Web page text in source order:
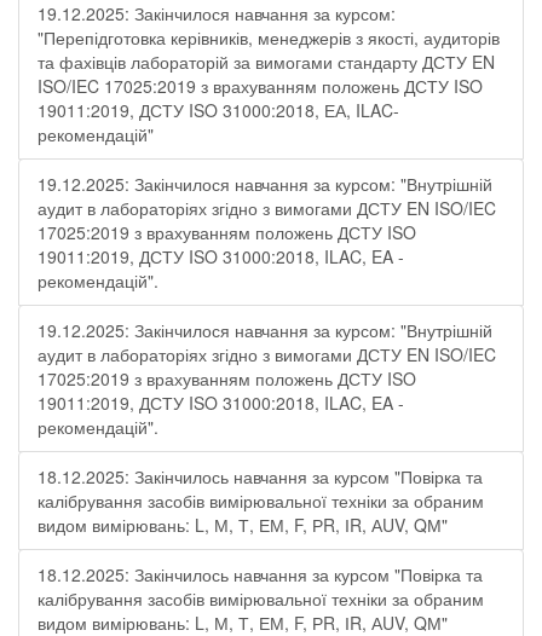
19.12.2025: Закінчилося навчання за курсом:
"Перепідготовка керівників, менеджерів з якості, аудиторів
та фахівців лабораторій за вимогами стандарту ДСТУ EN
ISO/IEC 17025:2019 з врахуванням положень ДСТУ ISO
19011:2019, ДСТУ ISO 31000:2018, ЕА, ILAC-
рекомендацій"
19.12.2025: Закінчилося навчання за курсом: "Внутрішній
аудит в лабораторіях згідно з вимогами ДСТУ EN ISO/IEC
17025:2019 з врахуванням положень ДСТУ ISO
19011:2019, ДСТУ ISO 31000:2018, ILAC, EA -
рекомендацій".
19.12.2025: Закінчилося навчання за курсом: "Внутрішній
аудит в лабораторіях згідно з вимогами ДСТУ EN ISO/IEC
17025:2019 з врахуванням положень ДСТУ ISO
19011:2019, ДСТУ ISO 31000:2018, ILAC, EA -
рекомендацій".
18.12.2025: Закінчилось навчання за курсом "Повірка та
калібрування засобів вимірювальної техніки за обраним
видом вимірювань: L, М, Т, ЕМ, F, РR, ІR, АUV, QМ"
18.12.2025: Закінчилось навчання за курсом "Повірка та
калібрування засобів вимірювальної техніки за обраним
видом вимірювань: L, М, Т, ЕМ, F, РR, ІR, АUV, QМ"